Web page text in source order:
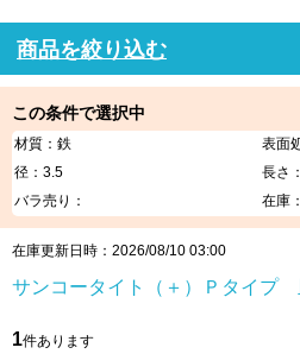
商品を絞り込む
この条件で選択中
材質：鉄
表面
径：3.5
長さ
バラ売り：
在庫：
在庫更新日時：2026/08/10 03:00
サンコータイト（＋）Ｐタイプ
1件あります